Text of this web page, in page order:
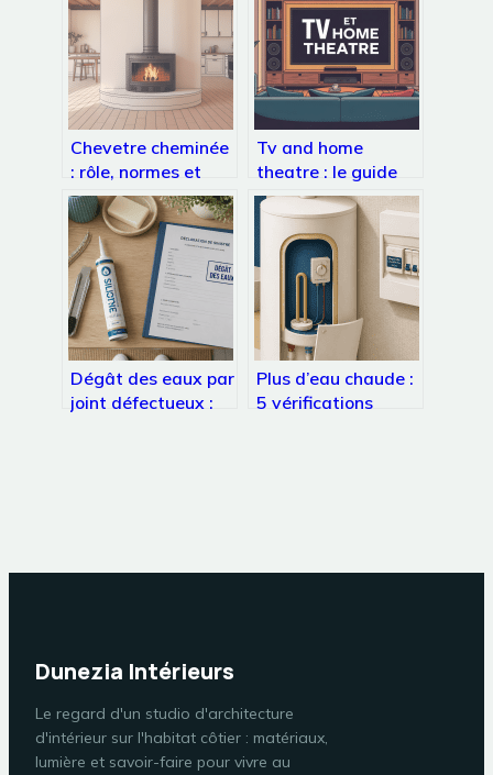
Chevetre cheminée
: rôle, normes et
réalisation pas à
pas
Tv and home
theatre : le guide
complet pour choisir
et bien configurer
Dégât des eaux par
joint défectueux :
Plus d’eau chaude :
5 vérifications
Dunezia Intérieurs
Le regard d'un studio d'architecture
d'intérieur sur l'habitat côtier : matériaux,
lumière et savoir-faire pour vivre au